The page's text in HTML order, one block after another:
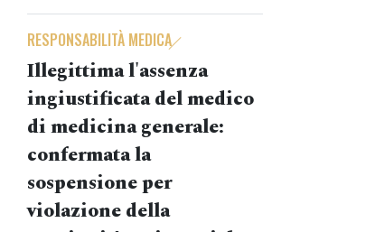
RESPONSABILITÀ MEDICA
Illegittima l'assenza
ingiustificata del medico
di medicina generale:
confermata la
sospensione per
violazione della